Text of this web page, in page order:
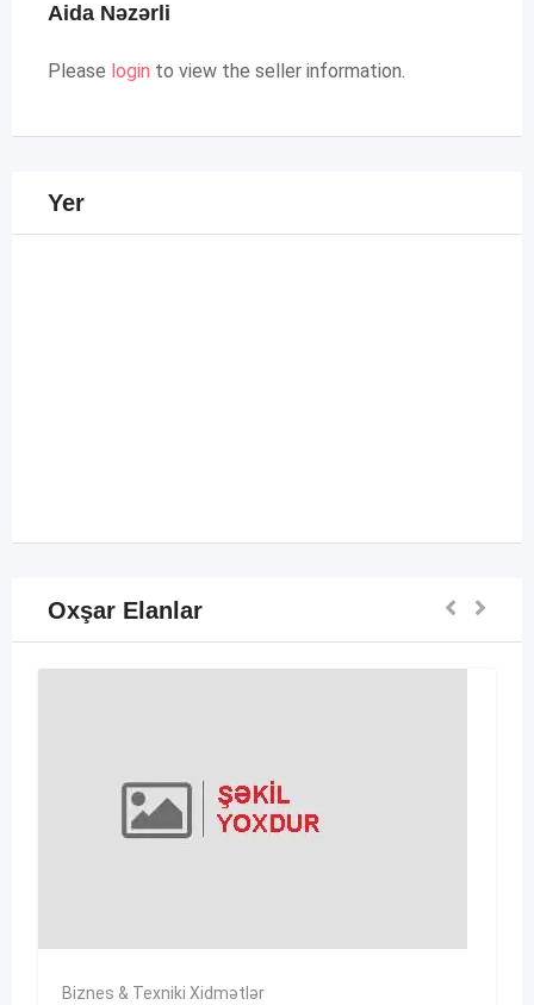
Aida Nəzərli
Please login to view the seller information.
Yer
Oxşar Elanlar
Biznes & Texniki Xidmətlər